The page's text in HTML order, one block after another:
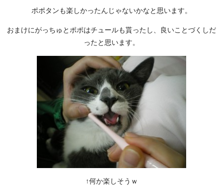
ポポタンも楽しかったんじゃないかなと思います。
おまけにがっちゅとポポはチュールも貰ったし、良いことづくしだ
ったと思います。
↑何か楽しそうｗ